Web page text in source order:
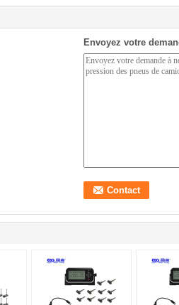
Envoyez votre